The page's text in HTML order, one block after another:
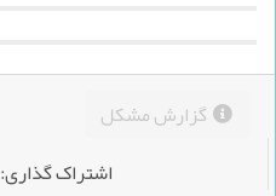
گزارش مشکل
اشتراک گذاری: